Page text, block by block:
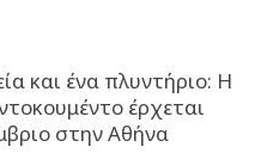
και ένα πλυντήριο: Η
έρχεται
στην Αθήνα